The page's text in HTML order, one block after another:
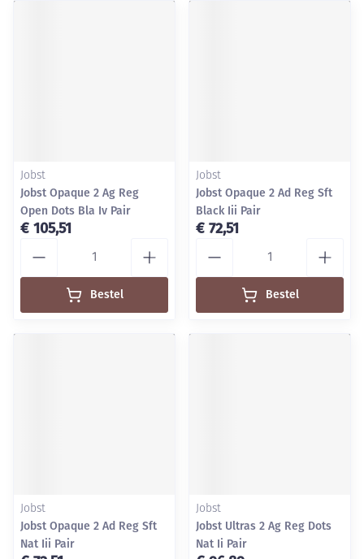
Jobst
Jobst Opaque 2 Ag Reg
Open Dots Bla Iv Pair
€ 105,51
Bestel
Jobst
Jobst Opaque 2 Ad Reg Sft
Black Iii Pair
€ 72,51
Bestel
Jobst
Jobst Opaque 2 Ad Reg Sft
Nat Iii Pair
Jobst
Jobst Ultras 2 Ag Reg Dots
Nat Ii Pair